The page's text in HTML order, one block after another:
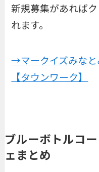
新規募集があれば
れます。
→マークイズみなと
【タウンワーク】
ブルーボトルコ
ェまとめ